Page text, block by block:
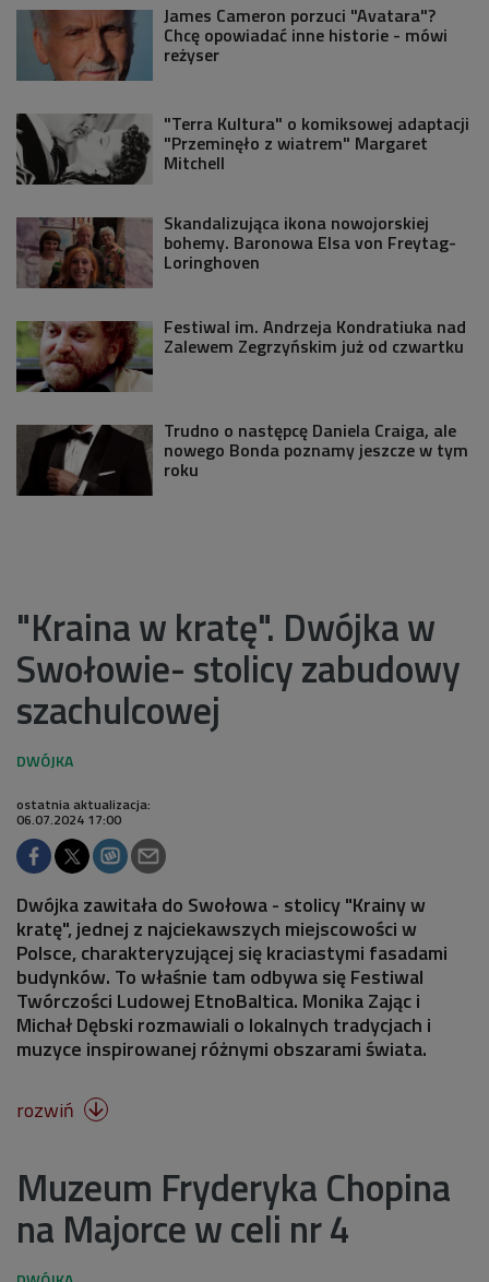
James Cameron porzuci "Avatara"?
Chcę opowiadać inne historie - mówi
reżyser
"Terra Kultura" o komiksowej adaptacji
"Przeminęło z wiatrem" Margaret
Mitchell
Skandalizująca ikona nowojorskiej
bohemy. Baronowa Elsa von Freytag-
Loringhoven
Festiwal im. Andrzeja Kondratiuka nad
Zalewem Zegrzyńskim już od czwartku
Trudno o następcę Daniela Craiga, ale
nowego Bonda poznamy jeszcze w tym
roku
"Kraina w kratę". Dwójka w
Swołowie- stolicy zabudowy
szachulcowej
ostatnia aktualizacja:
06.07.2024 17:00
Dwójka zawitała do Swołowa - stolicy "Krainy w
kratę", jednej z najciekawszych miejscowości w
Polsce, charakteryzującej się kraciastymi fasadami
budynków. To właśnie tam odbywa się Festiwal
Twórczości Ludowej EtnoBaltica. Monika Zając i
Michał Dębski rozmawiali o lokalnych tradycjach i
muzyce inspirowanej różnymi obszarami świata.
rozwiń 
Muzeum Fryderyka Chopina
na Majorce w celi nr 4